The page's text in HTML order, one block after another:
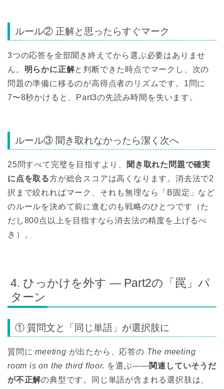
ルール② 正解と思ったらすぐマーク
3つの応答を全部聞き終えてから選ぶ必要はありませ
ん。 明らかに正解と判断できた時点でマークし、次の
問題の準備に移るのが高得点者のリズムです。1問に
7〜8秒かけると、Part3の先読み時間を失います。
ルール③ 聞き取れなかったら潔く次へ
25問すべて完璧を目指すより、
聞き取れた問題で確実
に点を取る方が総合スコアは高くなります。消去法で2
択まで絞れればマーク、それも無理なら「B固定」など
のルールを決めて前に進むのも戦略のひとつです（た
だし800点以上を目指すなら消去法の精度を上げるべ
き）。
4. ひっかけを外す — Part2の「罠」パ
ターン
① 質問文と「同じ単語」が選択肢に
質問にmeeting が出たから、応答の The meeting
room is on the third floor. を選ぶ——関連していそうだ
が不正解の典型です。同じ単語が含まれる選択肢は、